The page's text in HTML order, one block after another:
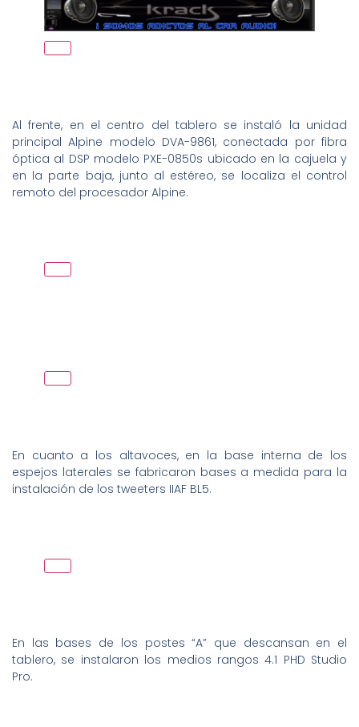
Al frente, en el centro del tablero se instaló la unidad
principal Alpine modelo DVA-9861, conectada por fibra
óptica al DSP modelo PXE-0850s ubicado en la cajuela y
en la parte baja, junto al estéreo, se localiza el control
remoto del procesador Alpine.
En cuanto a los altavoces, en la base interna de los
espejos laterales se fabricaron bases a medida para la
instalación de los tweeters IIAF BL5.
En las bases de los postes “A” que descansan en el
tablero, se instalaron los medios rangos 4.1 PHD Studio
Pro.